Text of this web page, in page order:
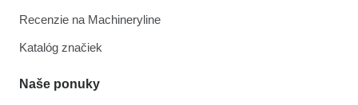
Recenzie na Machineryline
Katalóg značiek
Naše ponuky